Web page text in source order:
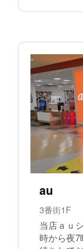
au
3番街1F
当店ａｕ
時から夜